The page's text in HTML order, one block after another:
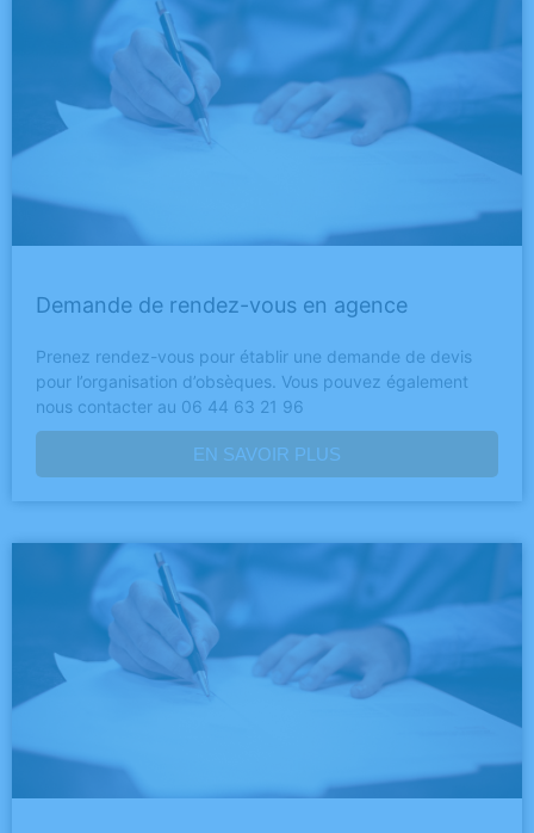
Demande de rendez-vous en agence
Prenez rendez-vous pour établir une demande de devis
pour l’organisation d’obsèques. Vous pouvez également
nous contacter au 06 44 63 21 96
EN SAVOIR PLUS